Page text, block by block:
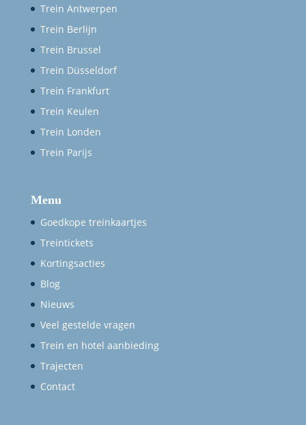
Trein Antwerpen
Trein Berlijn
Trein Brussel
Trein Düsseldorf
Trein Frankfurt
Trein Keulen
Trein Londen
Trein Parijs
Menu
Goedkope treinkaartjes
Treintickets
Kortingsacties
Blog
Nieuws
Veel gestelde vragen
Trein en hotel aanbieding
Trajecten
Contact